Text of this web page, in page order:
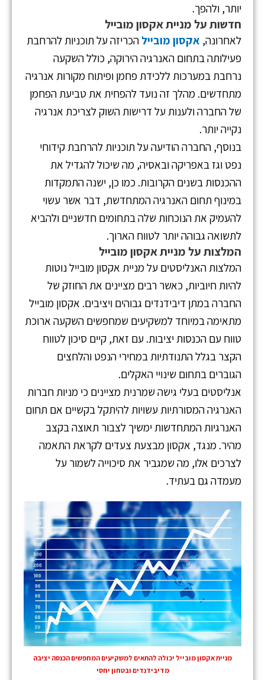
יותר, ולהפך.
חדשות על מניית אקסון מובייל
לאחרונה, אקסון מובייל הכריזה על תוכניות להרחבת
פעילותה בתחום האנרגיה הירוקה, כולל השקעה
נרחבת במערכות ללכידת פחמן ופיתוח מקורות אנרגיה
מתחדשים. מהלך זה נועד להפחית את טביעת הפחמן
של החברה ולענות על דרישות השוק לצריכת אנרגיה
נקייה יותר.
בנוסף, החברה הודיעה על תוכניות להרחבת קידוחי
נפט וגז באפריקה ובאסיה, מה שיכול להגדיל את
ההכנסות בשנים הקרובות. כמו כן, ישנה התמקדות
במינוף תחום האנרגיה המתחדשת, דבר אשר עשוי
להעמיק את הנוכחות שלה בתחומים חדשניים ולהביא
לתשואה גבוהה יותר לטווח הארוך.
המלצות על מניית אקסון מובייל
המלצות האנליסטים על מניית אקסון מובייל נוטות
להיות חיוביות, כאשר רבים מציינים את החוזק של
החברה במתן דיבידנדים גבוהים ויציבים. אקסון מובייל
מתאימה במיוחד למשקיעים שמחפשים השקעה ארוכת
טווח עם הכנסות יציבות. עם זאת, קיים סיכון לטווח
הקצר בגלל התנודתיות במחירי הנפט והלחצים
הגוברים בתחום שינויי האקלים.
אנליסטים בעלי גישה שמרנית מציינים כי מניות חברות
האנרגיה המסורתיות עשויות להיתקל בקשיים אם תחום
האנרגיות המתחדשות ימשיך לצבור תאוצה בקצב
מהיר. מנגד, אקסון מבצעת צעדים לקראת התאמה
לצרכים אלו, מה שמגביר את סיכוייה לשמור על
מעמדה גם בעתיד.
מניית אקסון מובייל יכולה להתאים למשקיעים המחפשים הכנסה יציבה
מדיבידנדים ובטחון יחסי